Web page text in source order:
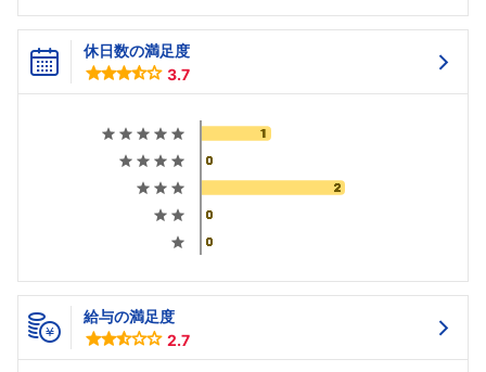
休日数の満足度
3.7
給与の満足度
2.7